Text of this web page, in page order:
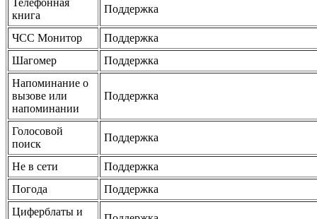
книга
Поддержка
ЧСС Монитор
Поддержка
Шагомер
Поддержка
Напоминание о
вызове или
напоминании
Поддержка
Голосовой
поиск
Поддержка
Не в сети
Поддержка
Погода
Поддержка
Циферблаты и